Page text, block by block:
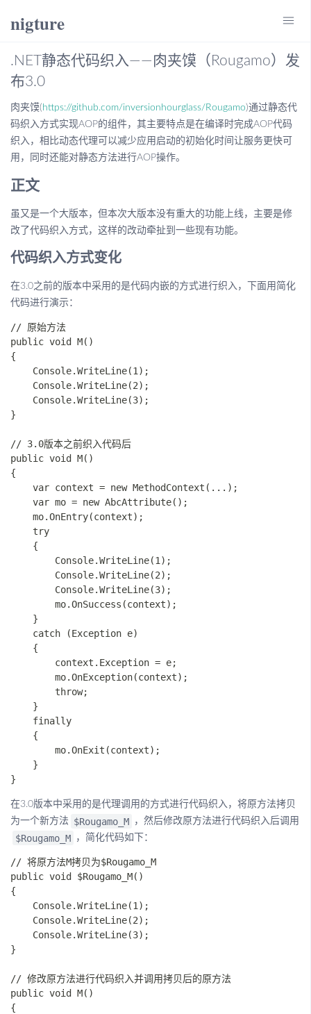
menu
nigture
.NET静态代码织入——肉夹馍（Rougamo）发
布3.0
肉夹馍(https://github.com/inversionhourglass/Rougamo)通过静态代
码织入方式实现AOP的组件，其主要特点是在编译时完成AOP代码
织入，相比动态代理可以减少应用启动的初始化时间让服务更快可
用，同时还能对静态方法进行AOP操作。
正文
虽又是一个大版本，但本次大版本没有重大的功能上线，主要是修
改了代码织入方式，这样的改动牵扯到一些现有功能。
代码织入方式变化
在3.0之前的版本中采用的是代码内嵌的方式进行织入，下面用简化
代码进行演示：
// 原始方法
public void M()
{
    Console.WriteLine(1);
    Console.WriteLine(2);
    Console.WriteLine(3);
}
// 3.0版本之前织入代码后
public void M()
{
    var context = new MethodContext(...);
    var mo = new AbcAttribute();
    mo.OnEntry(context);
    try
    {
        Console.WriteLine(1);
        Console.WriteLine(2);
        Console.WriteLine(3);
        mo.OnSuccess(context);
    }
    catch (Exception e)
    {
        context.Exception = e;
        mo.OnException(context);
        throw;
    }
    finally
    {
        mo.OnExit(context);
    }
在3.0版本中采用的是代理调用的方式进行代码织入，将原方法拷贝
为一个新方法
$Rougamo_M ，然后修改原方法进行代码织入后调用
$Rougamo_M ，简化代码如下：
// 将原方法M拷贝为$Rougamo_M
public void $Rougamo_M()
{
    Console.WriteLine(1);
    Console.WriteLine(2);
    Console.WriteLine(3);
}
// 修改原方法进行代码织入并调用拷贝后的原方法
public void M()
{